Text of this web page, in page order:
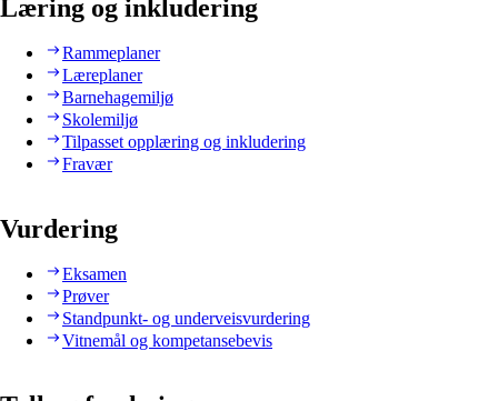
Læring og inkludering
Rammeplaner
Læreplaner
Barnehagemiljø
Skolemiljø
Tilpasset opplæring og inkludering
Fravær
Vurdering
Eksamen
Prøver
Standpunkt- og underveisvurdering
Vitnemål og kompetansebevis